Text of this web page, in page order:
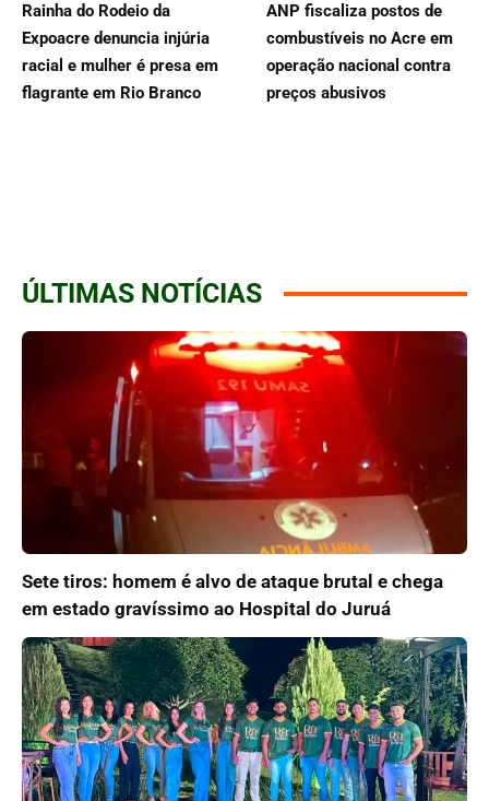
Rainha do Rodeio da
Expoacre denuncia injúria
racial e mulher é presa em
flagrante em Rio Branco
ANP fiscaliza postos de
combustíveis no Acre em
operação nacional contra
preços abusivos
ÚLTIMAS NOTÍCIAS
Sete tiros: homem é alvo de ataque brutal e chega
em estado gravíssimo ao Hospital do Juruá